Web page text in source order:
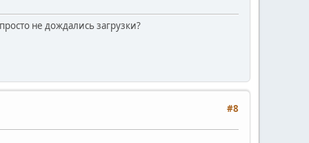
не дождались загрузки?
#8